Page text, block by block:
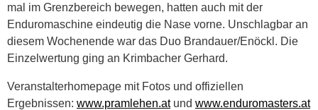
mal im Grenzbereich bewegen, hatten auch mit der
Enduromaschine eindeutig die Nase vorne. Unschlagbar an
diesem Wochenende war das Duo Brandauer/Enöckl. Die
Einzelwertung ging an Krimbacher Gerhard.
Veranstalterhomepage mit Fotos und offiziellen
Ergebnissen: www.pramlehen.atund www.enduromasters.at